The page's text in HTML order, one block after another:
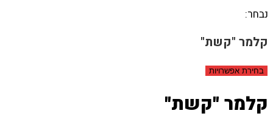
נבחר:
קלמר "קשת"
בחירת אפשרויות
קלמר "קשת"